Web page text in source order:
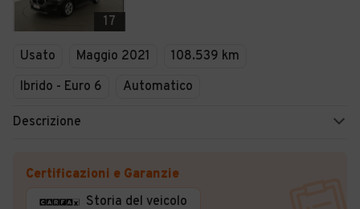
17
Usato Maggio 2021
108.539 km
Ibrido - Euro 6
Automatico
Descrizione
Certificazioni e Garanzie
Storia del veicolo